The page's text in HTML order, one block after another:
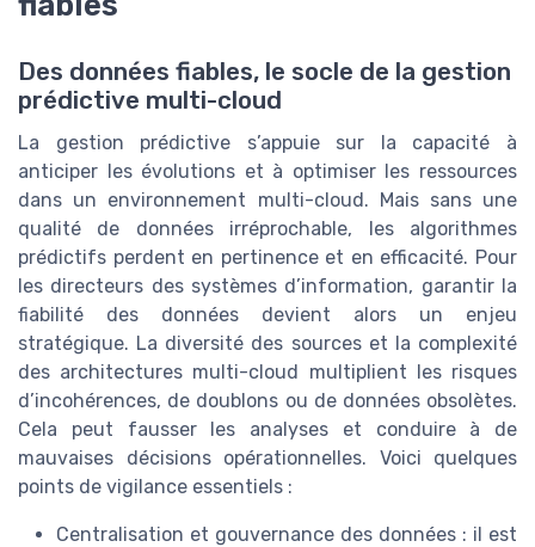
Des données fiables, le socle de la gestion
prédictive multi-cloud
La gestion prédictive s’appuie sur la capacité à
anticiper les évolutions et à optimiser les ressources
dans un environnement multi-cloud. Mais sans une
qualité de données irréprochable, les algorithmes
prédictifs perdent en pertinence et en efficacité. Pour
les directeurs des systèmes d’information, garantir la
fiabilité des données devient alors un enjeu
stratégique. La diversité des sources et la complexité
des architectures multi-cloud multiplient les risques
d’incohérences, de doublons ou de données obsolètes.
Cela peut fausser les analyses et conduire à de
mauvaises décisions opérationnelles. Voici quelques
points de vigilance essentiels :
Centralisation et gouvernance des données : il est